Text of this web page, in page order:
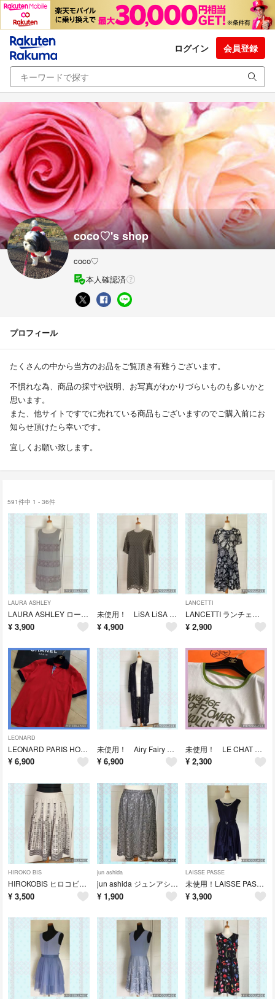
ログイン 会員登録
coco♡'s shop
coco♡
本人確認済
プロフィール
たくさんの中から当方のお品をご覧頂き有難うございます。
不慣れな為、商品の採寸や説明、お写真がわかりづらいものも多いかと
思います。
また、他サイトですでに売れている商品もございますのでご購入前にお
知らせ頂けたら幸いです。
宜しくお願い致します。
591件中 1 - 36件
LAURA ASHLEY
LAURA ASHLEY ローラアシュレイ ワンピース 麻 グレージュ 9
¥ 3,900
未使用！ LiSA LiSA ASHIYA ワンピース カーキー 11
¥ 4,900
LANCETTI
LANCETTI ランチェッティ ツーピース コットン100％ モノトーン 40
¥ 2,900
LEONARD
LEONARD PARIS HOMME レオナールパリ ポロシャツ 赤 48
¥ 6,900
未使用！ Airy Fairy New York ロングカーディガン レース
¥ 6,900
未使用！ LE CHAT BLANC ルシャブラン Tシャツ 綿100％
¥ 2,300
HIROKO BIS
HIROKOBIS ヒロコビス スカート ベージュ×ブラック 9
¥ 3,500
jun ashida
jun ashida ジュンアシダ レース スカート グレー 9
¥ 1,900
LAISSE PASSE
未使用！LAISSE PASSE レッセパッセ ワンピース ネイビー 36
¥ 3,900